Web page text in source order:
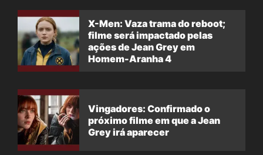
X-Men: Vaza trama do reboot;
filme será impactado pelas
ações de Jean Grey em
Homem-Aranha 4
Vingadores: Confirmado o
próximo filme em que a Jean
Grey irá aparecer